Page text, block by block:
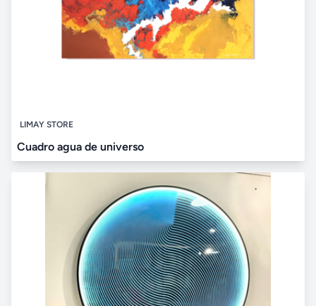
LIMAY STORE
Cuadro agua de universo